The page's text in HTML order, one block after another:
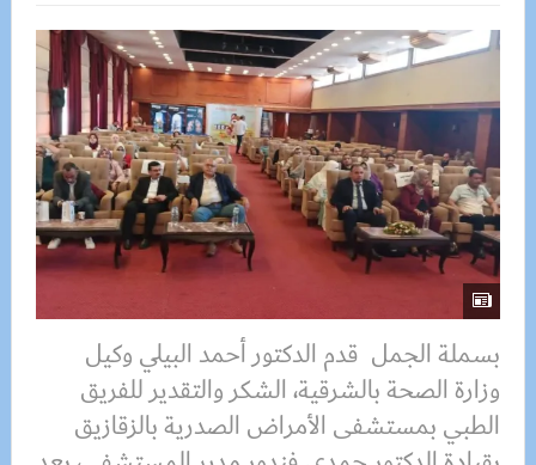
بسملة الجمل قدم الدكتور أحمد البيلي وكيل
وزارة الصحة بالشرقية، الشكر والتقدير للفريق
الطبي بمستشفى الأمراض الصدرية بالزقازيق